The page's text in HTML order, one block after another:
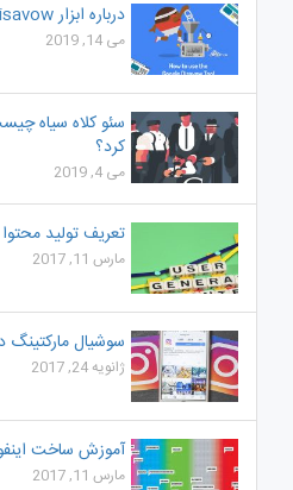
درباره ابزار disavow گوگل چه می دانید؟
می 14, 2019
سئو کلاه سیاه
کرد؟
می 4, 2019
تعریف تولید محتوا
مارس 11, 2017
سوشیال مارکتینگ
ژانویه 24, 2017
آموزش ساخت
مارس 11, 2017